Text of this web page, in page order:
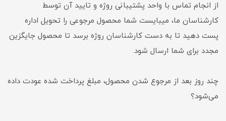
از انجام تماس با واحد پشتیبانی روژه و تایید آن توسط
کارشناسان ما، میبایست شما محصول مرجوعی را تحویل اداره
پست دهید تا به دست کارشناسان روژه برسد تا محصول جایگزین
مجدد برای شما ارسال شود.
چند روز بعد از مرجوع شدن محصول، مبلغ پرداخت شده عودت داده
می‌شود؟